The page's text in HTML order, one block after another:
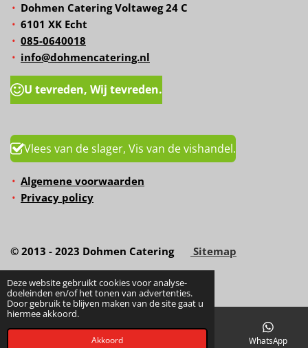
Deze website gebruikt cookies voor analyse-
doeleinden en/of het tonen van advertenties.
Door gebruik te blijven maken van de site gaat u
hiermee akkoord.
Akkoord
Dohmen Catering Voltaweg 24 C
6101 XK Echt
085-0640018
info@dohmencatering.nl
U tevreden, Wij tevreden.
Vlees van de slager, Vis van de vishandel.
Algemene voorwaarden
Privacy policy
© 2013 - 2023 Dohmen Catering Sitemap
Telefoonnummer WhatsApp